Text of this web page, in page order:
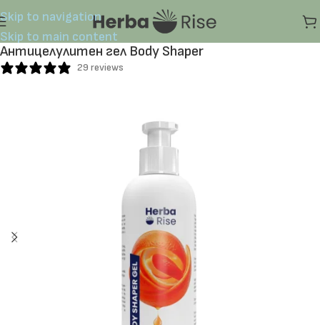
Skip to navigation
Skip to main content
Антицелулитен гел Body Shaper
29 reviews